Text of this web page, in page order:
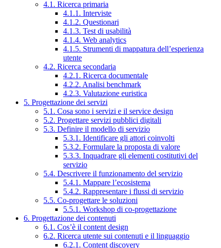
4.1. Ricerca primaria
4.1.1. Interviste
4.1.2. Questionari
4.1.3. Test di usabilità
4.1.4. Web analytics
4.1.5. Strumenti di mappatura dell’esperienza
utente
4.2. Ricerca secondaria
4.2.1. Ricerca documentale
4.2.2. Analisi benchmark
4.2.3. Valutazione euristica
5. Progettazione dei servizi
5.1. Cosa sono i servizi e il service design
5.2. Progettare servizi pubblici digitali
5.3. Definire il modello di servizio
5.3.1. Identificare gli attori coinvolti
5.3.2. Formulare la proposta di valore
5.3.3. Inquadrare gli elementi costitutivi del
servizio
5.4. Descrivere il funzionamento del servizio
5.4.1. Mappare l’ecosistema
5.4.2. Rappresentare i flussi di servizio
5.5. Co-progettare le soluzioni
5.5.1. Workshop di co-progettazione
6. Progettazione dei contenuti
6.1. Cos’è il content design
6.2. Ricerca utente sui contenuti e il linguaggio
6.2.1. Content discovery